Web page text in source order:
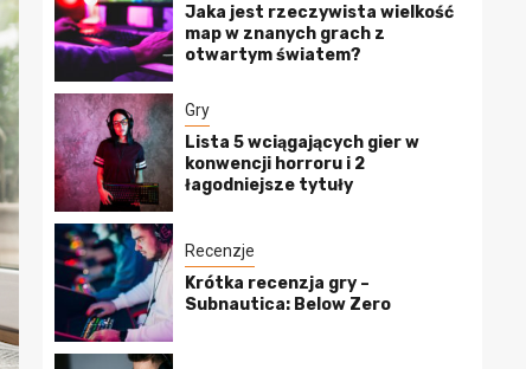
Jaka jest rzeczywista wielkość
map w znanych grach z
otwartym światem?
Gry
Lista 5 wciągających gier w
konwencji horroru i 2
łagodniejsze tytuły
Recenzje
Krótka recenzja gry –
Subnautica: Below Zero